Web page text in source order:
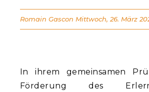
In ihrem gemeinsamen
Förderung des
Romain Gascon Mittwoch, 26. März